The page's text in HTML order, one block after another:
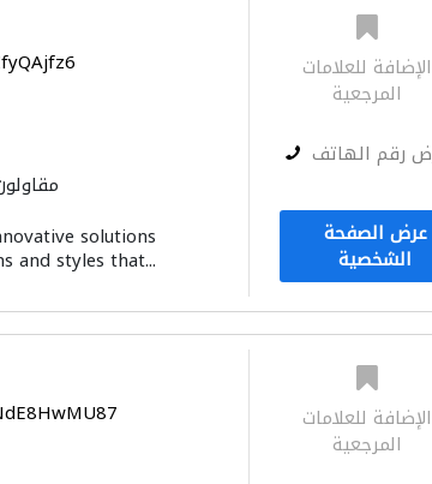
solutions
and styles that...
الإضافة للعلامات
المرجعية
رقم الهاتف
عرض الصفحة
الشخصية
الإضافة للعلامات
المرجعية